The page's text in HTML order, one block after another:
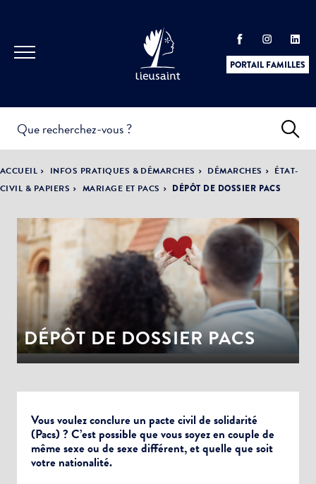
PORTAIL FAMILLES
PRATIQUES &
DÉMARCHES
ACTUALITÉS &
ÉVÈNEMENTS
LA VILLE
DÉMOCRATIE
PARTICIPATIVE
ACCUEIL INFOS PRATIQUES & DÉMARCHES DÉMARCHES
ÉTAT-
CIVIL & PAPIERS
MARIAGE ET PACS DÉPÔT DE DOSSIER PACS
DÉPÔT DE DOSSIER PACS
Vous voulez conclure un pacte civil de solidarité
(Pacs) ? C’est possible que vous soyez en couple de
même sexe ou de sexe différent, et quelle que soit
votre nationalité.